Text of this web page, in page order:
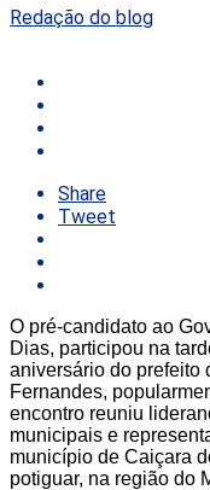
Redação do blog
Share
Tweet
O pré-candidato ao
Dias, participou na
aniversário do prefeito
Fernandes,
encontro reuniu
municipais e
município de Caiçara
potiguar, na região do